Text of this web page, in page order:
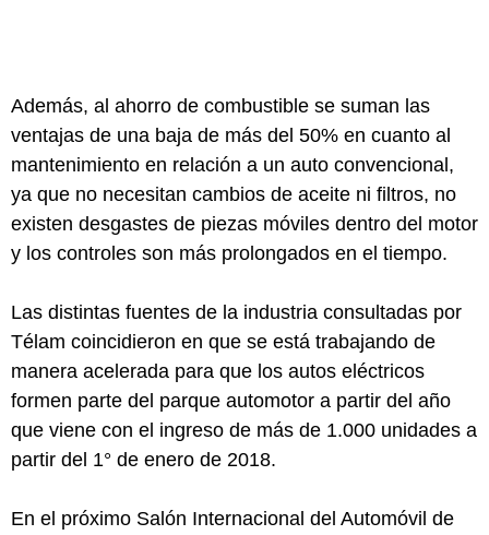
Además, al ahorro de combustible se suman las
ventajas de una baja de más del 50% en cuanto al
mantenimiento en relación a un auto convencional,
ya que no necesitan cambios de aceite ni filtros, no
existen desgastes de piezas móviles dentro del motor
y los controles son más prolongados en el tiempo.
Las distintas fuentes de la industria consultadas por
Télam coincidieron en que se está trabajando de
manera acelerada para que los autos eléctricos
formen parte del parque automotor a partir del año
que viene con el ingreso de más de 1.000 unidades a
partir del 1° de enero de 2018.
En el próximo Salón Internacional del Automóvil de